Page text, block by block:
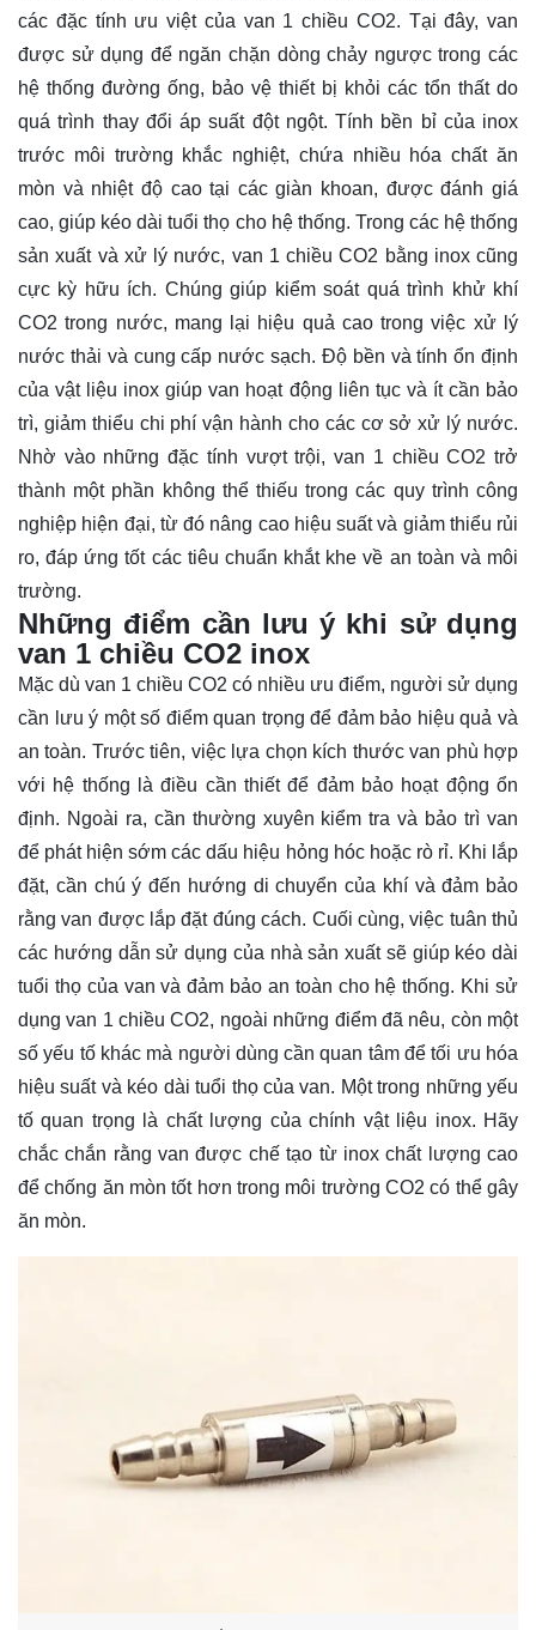
các đặc tính ưu việt của van 1 chiều CO2. Tại đây, van
được sử dụng để ngăn chặn dòng chảy ngược trong các
hệ thống đường ống, bảo vệ thiết bị khỏi các tổn thất do
quá trình thay đổi áp suất đột ngột. Tính bền bỉ của inox
trước môi trường khắc nghiệt, chứa nhiều hóa chất ăn
mòn và nhiệt độ cao tại các giàn khoan, được đánh giá
cao, giúp kéo dài tuổi thọ cho hệ thống. Trong các hệ thống
sản xuất và xử lý nước, van 1 chiều CO2 bằng inox cũng
cực kỳ hữu ích. Chúng giúp kiểm soát quá trình khử khí
CO2 trong nước, mang lại hiệu quả cao trong việc xử lý
nước thải và cung cấp nước sạch. Độ bền và tính ổn định
của vật liệu inox giúp van hoạt động liên tục và ít cần bảo
trì, giảm thiểu chi phí vận hành cho các cơ sở xử lý nước.
Nhờ vào những đặc tính vượt trội, van 1 chiều CO2 trở
thành một phần không thể thiếu trong các quy trình công
nghiệp hiện đại, từ đó nâng cao hiệu suất và giảm thiểu rủi
ro, đáp ứng tốt các tiêu chuẩn khắt khe về an toàn và môi
trường.
Những điểm cần lưu ý khi sử dụng
van 1 chiều CO2 inox
Mặc dù van 1 chiều CO2 có nhiều ưu điểm, người sử dụng
cần lưu ý một số điểm quan trọng để đảm bảo hiệu quả và
an toàn. Trước tiên, việc lựa chọn kích thước van phù hợp
với hệ thống là điều cần thiết để đảm bảo hoạt động ổn
định. Ngoài ra, cần thường xuyên kiểm tra và bảo trì van
để phát hiện sớm các dấu hiệu hỏng hóc hoặc rò rỉ. Khi lắp
đặt, cần chú ý đến hướng di chuyển của khí và đảm bảo
rằng van được lắp đặt đúng cách. Cuối cùng, việc tuân thủ
các hướng dẫn sử dụng của nhà sản xuất sẽ giúp kéo dài
tuổi thọ của van và đảm bảo an toàn cho hệ thống. Khi sử
dụng van 1 chiều CO2, ngoài những điểm đã nêu, còn một
số yếu tố khác mà người dùng cần quan tâm để tối ưu hóa
hiệu suất và kéo dài tuổi thọ của van. Một trong những yếu
tố quan trọng là chất lượng của chính vật liệu inox. Hãy
chắc chắn rằng van được chế tạo từ inox chất lượng cao
để chống ăn mòn tốt hơn trong môi trường CO2 có thể gây
ăn mòn.